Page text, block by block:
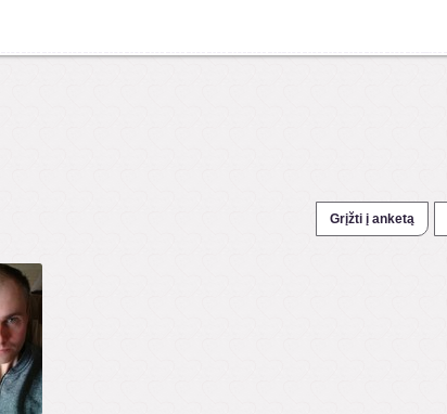
Grįžti į anketą